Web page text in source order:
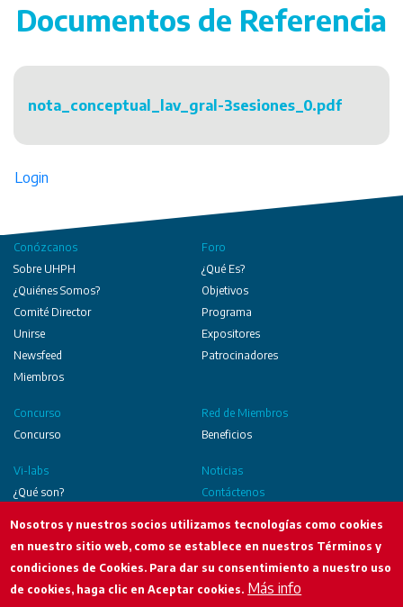
Documentos de Referencia
nota_conceptual_lav_gral-3sesiones_0.pdf
Login
Conózcanos
Sobre UHPH
¿Quiénes Somos?
Comité Director
Unirse
Newsfeed
Miembros
Foro
¿Qué Es?
Objetivos
Programa
Expositores
Patrocinadores
Concurso
Concurso
Red de Miembros
Beneficios
Vi-labs
¿Qué son?
Noticias
Contáctenos
Nosotros y nuestros socios utilizamos tecnologías como cookies
en nuestro sitio web, como se establece en nuestros Términos y
condiciones de Cookies. Para dar su consentimiento a nuestro uso
de cookies, haga clic en Aceptar cookies. Más info